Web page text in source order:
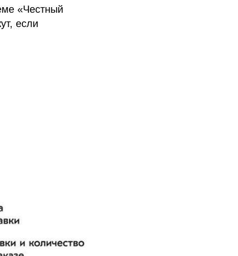
«Честный
если